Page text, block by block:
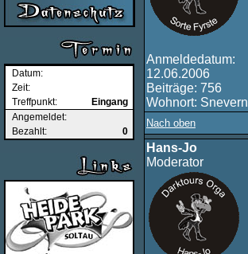
Datum:
Zeit:
Treffpunkt:
Eingang
Angemeldet:
Bezahlt:
0
Anmeldedatum:
12.06.2006
Beiträge: 756
Wohnort: Snevern
Nach oben
Hans-Jo
Moderator